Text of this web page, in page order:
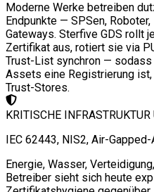
Moderne Werke betreiben
Endpunkte — SPSen,
Gateways. Sterfive GDS rollt
Zertifikat aus, rotiert sie via
Trust-List synchron —
Assets eine Registrierung
Trust-Stores.
KRITISCHE INFRASTRUKTUR
IEC 62443, NIS2, Air-
Energie, Wasser,
Betreiber sieht sich heute